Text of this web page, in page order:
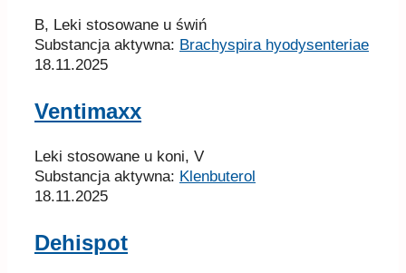
B, Leki stosowane u świń
Substancja aktywna: Brachyspira hyodysenteriae
18.11.2025
Ventimaxx
Leki stosowane u koni, V
Substancja aktywna: Klenbuterol
18.11.2025
Dehispot